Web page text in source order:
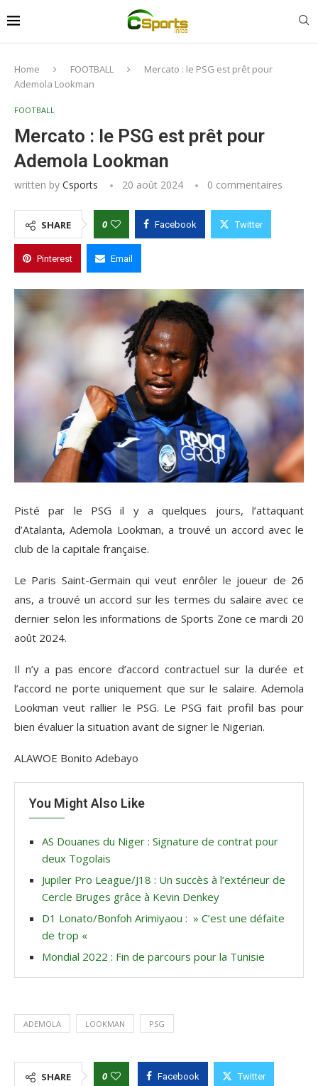
Home FOOTBALL
Mercato : le PSG est prêt pour
Ademola Lookman
FOOTBALL
Mercato : le PSG est prêt pour
Ademola Lookman
written by Csports 20 août 2024 0 commentaires
SHARE 0 Facebook Twitter
Pinterest Email
Pisté par le PSG il y a quelques jours, l’attaquant
d’Atalanta, Ademola Lookman, a trouvé un accord avec le
club de la capitale française.
Le Paris Saint-Germain qui veut enrôler le joueur de 26
ans, a trouvé un accord sur les termes du salaire avec ce
dernier selon les informations de Sports Zone ce mardi 20
août 2024.
Il n’y a pas encore d’accord contractuel sur la durée et
l’accord ne porte uniquement que sur le salaire. Ademola
Lookman veut rallier le PSG. Le PSG fait profil bas pour
bien évaluer la situation avant de signer le Nigerian.
ALAWOE Bonito Adebayo
You Might Also Like
AS Douanes du Niger : Signature de contrat pour
deux Togolais
Jupiler Pro League/J18 : Un succès à l’extérieur de
Cercle Bruges grâce à Kevin Denkey
D1 Lonato/Bonfoh Arimiyaou : » C’est une défaite
de trop «
Mondial 2022 : Fin de parcours pour la Tunisie
ADEMOLA LOOKMAN PSG
SHARE 0 Facebook Twitter